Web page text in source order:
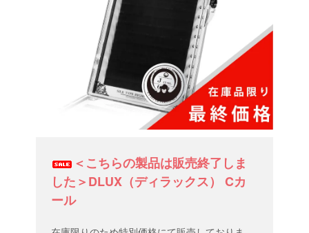
＜こちらの製品は販売終了しま
した＞DLUX（ディラックス） Cカ
ール